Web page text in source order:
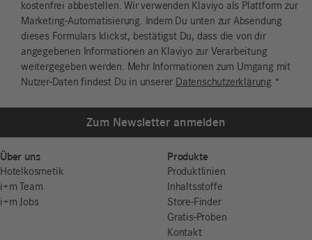
kostenfrei abbestellen. Wir verwenden Klaviyo als Plattform zur
Marketing-Automatisierung. Indem Du unten zur Absendung
dieses Formulars klickst, bestätigst Du, dass die von dir
angegebenen Informationen an Klaviyo zur Verarbeitung
weitergegeben werden. Mehr Informationen zum Umgang mit
Nutzer-Daten findest Du in unserer Datenschutzerklärung*
Zum Newsletter anmelden
Über uns
Hotelkosmetik
i+m Team
i+m Jobs
Produkte
Produktlinien
Inhaltsstoffe
Store-Finder
Gratis-Proben
Kontakt